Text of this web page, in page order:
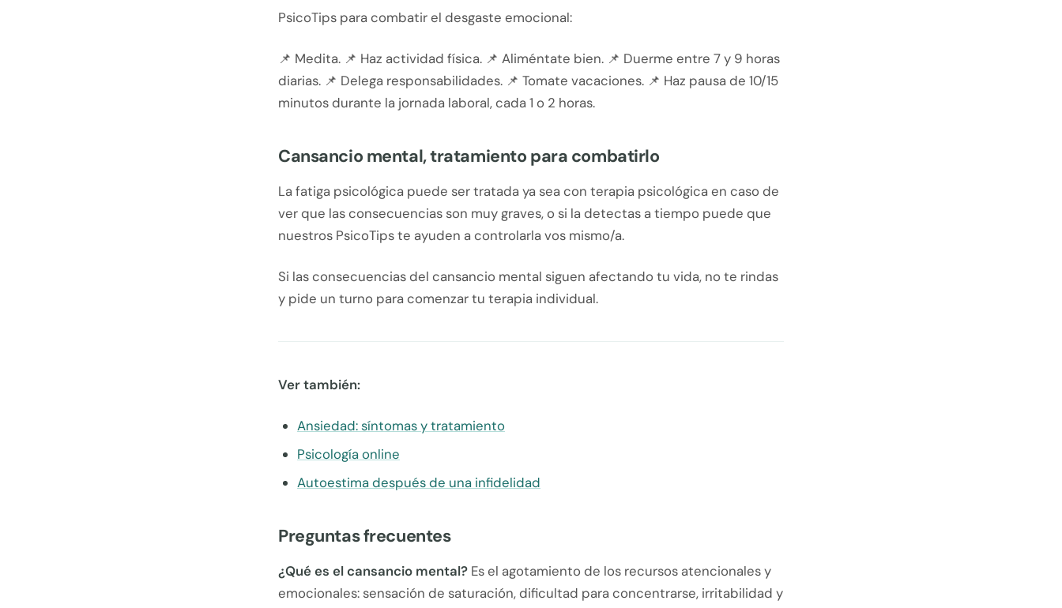
PsicoTips para combatir el desgaste emocional:
📌 Medita. 📌 Haz actividad física. 📌 Aliméntate bien. 📌 Duerme entre 7 y 9 horas
diarias. 📌 Delega responsabilidades. 📌 Tomate vacaciones. 📌 Haz pausa de 10/15
minutos durante la jornada laboral, cada 1 o 2 horas.
Cansancio mental, tratamiento para combatirlo
La fatiga psicológica puede ser tratada ya sea con terapia psicológica en caso de
ver que las consecuencias son muy graves, o si la detectas a tiempo puede que
nuestros PsicoTips te ayuden a controlarla vos mismo/a.
Si las consecuencias del cansancio mental siguen afectando tu vida, no te rindas
y pide un turno para comenzar tu terapia individual.
Ver también:
Ansiedad: síntomas y tratamiento
Psicología online
Autoestima después de una infidelidad
Preguntas frecuentes
¿Qué es el cansancio mental? Es el agotamiento de los recursos atencionales y
emocionales: sensación de saturación, dificultad para concentrarse, irritabilidad y